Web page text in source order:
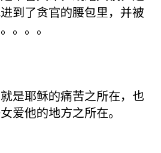
到了贪官的腰包里，并被
。。。
是耶稣的痛苦之所在，也
爱他的地方之所在。